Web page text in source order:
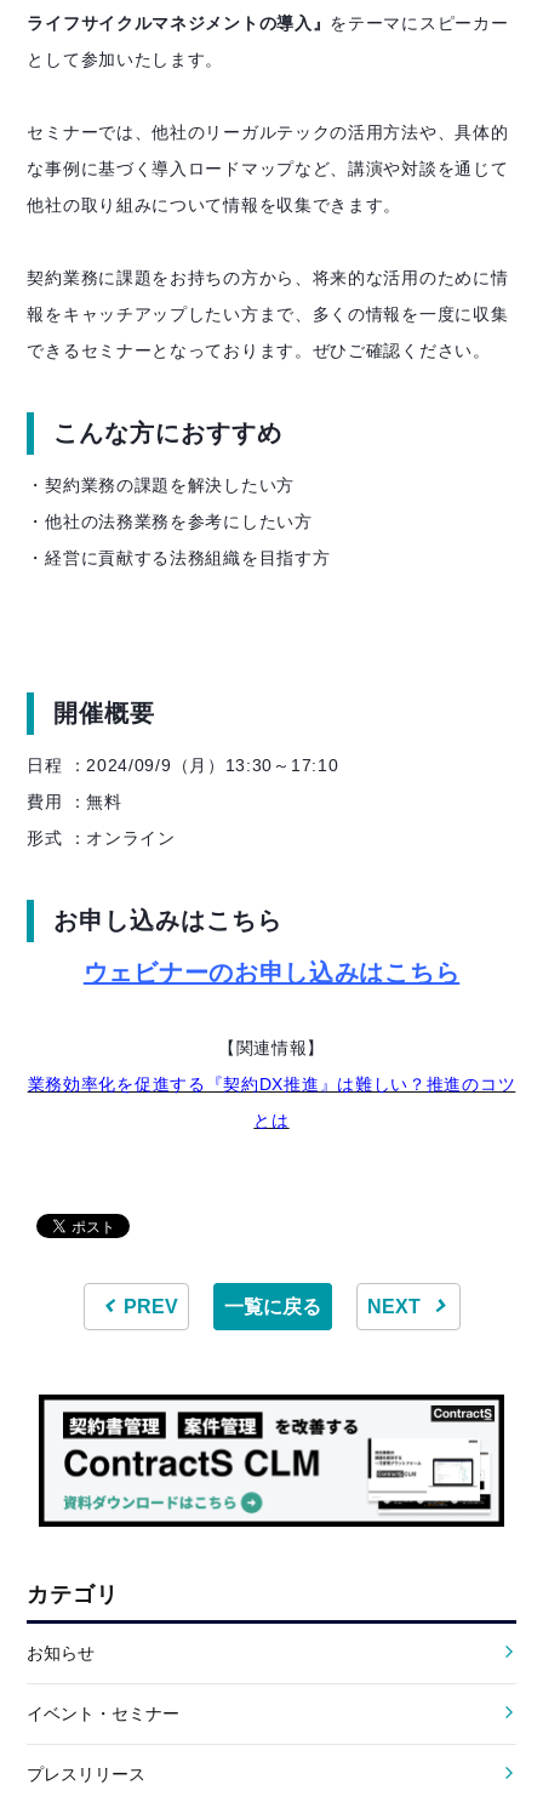
ライフサイクルマネジメントの導入』 をテーマにスピーカー
として参加いたします。
セミナーでは、他社のリーガルテックの活用方法や、具体的
な事例に基づく導入ロードマップなど、講演や対談を通じて
他社の取り組みについて情報を収集できます。
契約業務に課題をお持ちの方から、将来的な活用のために情
報をキャッチアップしたい方まで、多くの情報を一度に収集
できるセミナーとなっております。ぜひご確認ください。
こんな方におすすめ
・契約業務の課題を解決したい方
・他社の法務業務を参考にしたい方
・経営に貢献する法務組織を目指す方
開催概要
日程 ：2024/09/9（月）13:30～17:10
費用 ：無料
形式 ：オンライン
お申し込みはこちら
ウェビナーのお申し込みはこちら
【関連情報】
業務効率化を促進する『契約DX推進』は難しい？推進のコツ
とは
PREV 一覧に戻る NEXT
カテゴリ
お知らせ
イベント・セミナー
プレスリリース